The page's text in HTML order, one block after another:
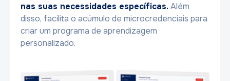
nas suas necessidades específicas.Além
disso, facilita o acúmulo de microcredenciais para
criar um programa de aprendizagem
personalizado.